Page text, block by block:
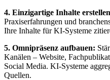
4. Einzigartige Inhalte
Praxiserfahrungen und
Ihre Inhalte für KI-Systeme
5. Omnipräsenz aufbauen:
Kanälen – Website,
Social Media. KI-Systeme
Quellen.